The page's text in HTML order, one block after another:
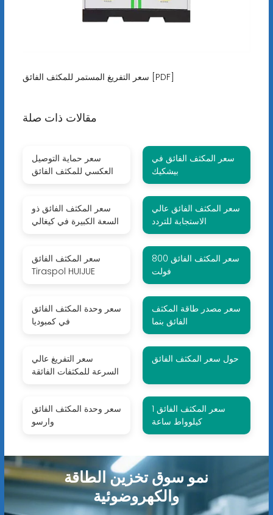
سعر التفريغ المستمر للمكثف الفائق [PDF]
مقالات ذات صلة
سعر حماية التوصيل
العكسي للمكثف الفائق
سعر المكثف الفائق في
بيشكيك
سعر المكثف الفائق ذو
السعة الكبيرة في كيغالي
سعر المكثف الفائق عالي
الاستجابة للتردد
سعر المكثف الفائق
Tiraspol HUIJUE
سعر المكثف الفائق 800
فولت
سعر وحدة المكثف الفائق
في كمبوديا
سعر مصدر طاقة المكثف
الفائق بنما
سعر التفريغ عالي
السرعة للمكثفات الفائقة
حول سعر المكثف الفائق
سعر وحدة المكثف الفائق
وارسو
سعر المكثف الفائق 1
كيلوواط ساعة
نمو سوق تخزين الطاقة
والكهروضوئية